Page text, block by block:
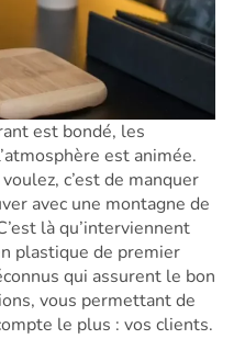
est bondé, les
est animée.
c’est de manquer
avec une montagne de
là qu’interviennent
plastique de premier
qui assurent le bon
vous permettant de
le plus : vos clients.